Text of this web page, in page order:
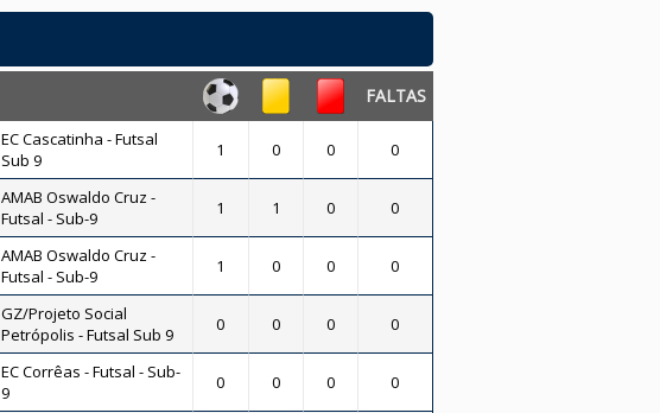
FALTAS
EC Cascatinha - Futsal
Sub 9
1 0 0 0
AMAB Oswaldo Cruz -
Futsal - Sub-9
1 1 0 0
AMAB Oswaldo Cruz -
Futsal - Sub-9
1 0 0 0
GZ/Projeto Social
Petrópolis - Futsal Sub 9
0 0 0 0
EC Corrêas - Futsal - Sub-
9
0 0 0 0